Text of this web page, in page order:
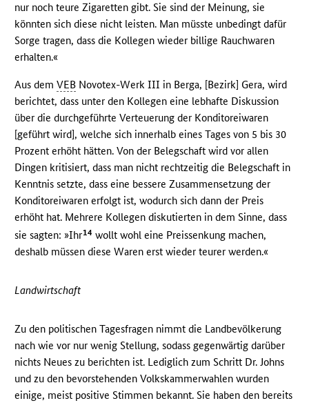
nur noch teure Zigaretten gibt. Sie sind der Meinung, sie
könnten sich diese nicht leisten. Man müsste unbedingt dafür
Sorge tragen, dass die Kollegen wieder billige Rauchwaren
erhalten.«
Aus demVEB Novotex-Werk III in Berga, [Bezirk] Gera, wird
berichtet, dass unter den Kollegen eine lebhafte Diskussion
über die durchgeführte Verteuerung der Konditoreiwaren
[geführt wird], welche sich innerhalb eines Tages von 5 bis 30
Prozent erhöht hätten. Von der Belegschaft wird vor allen
Dingen kritisiert, dass man nicht rechtzeitig die Belegschaft in
Kenntnis setzte, dass eine bessere Zusammensetzung der
Konditoreiwaren erfolgt ist, wodurch sich dann der Preis
erhöht hat. Mehrere Kollegen diskutierten in dem Sinne, dass
sie sagten: »Ihr14 wollt wohl eine Preissenkung machen,
deshalb müssen diese Waren erst wieder teurer werden.«
Landwirtschaft
Zu den politischen Tagesfragen nimmt die Landbevölkerung
nach wie vor nur wenig Stellung, sodass gegenwärtig darüber
nichts Neues zu berichten ist. Lediglich zum Schritt Dr. Johns
und zu den bevorstehenden Volkskammerwahlen wurden
einige, meist positive Stimmen bekannt. Sie haben den bereits